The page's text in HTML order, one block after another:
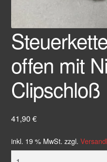
offen mit
Clipschloß
41,90 €
inkl. 19 % MwSt. zzgl.